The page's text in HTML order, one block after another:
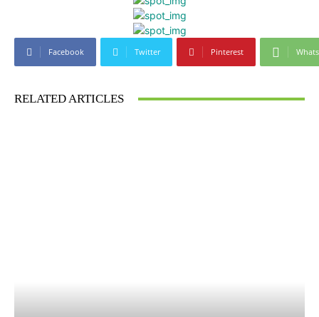
Facebook Twitter Pinterest
RELATED ARTICLES